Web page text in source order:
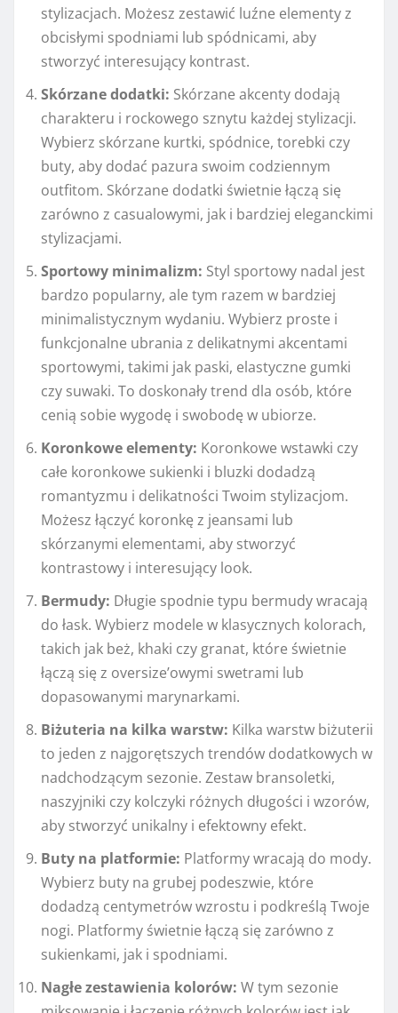
stylizacjach. Możesz zestawić luźne elementy z
obcisłymi spodniami lub spódnicami, aby
stworzyć interesujący kontrast.
Skórzane dodatki: Skórzane akcenty dodają
charakteru i rockowego sznytu każdej stylizacji.
Wybierz skórzane kurtki, spódnice, torebki czy
buty, aby dodać pazura swoim codziennym
outfitom. Skórzane dodatki świetnie łączą się
zarówno z casualowymi, jak i bardziej eleganckimi
stylizacjami.
Sportowy minimalizm: Styl sportowy nadal jest
bardzo popularny, ale tym razem w bardziej
minimalistycznym wydaniu. Wybierz proste i
funkcjonalne ubrania z delikatnymi akcentami
sportowymi, takimi jak paski, elastyczne gumki
czy suwaki. To doskonały trend dla osób, które
cenią sobie wygodę i swobodę w ubiorze.
Koronkowe elementy: Koronkowe wstawki czy
całe koronkowe sukienki i bluzki dodadzą
romantyzmu i delikatności Twoim stylizacjom.
Możesz łączyć koronkę z jeansami lub
skórzanymi elementami, aby stworzyć
kontrastowy i interesujący look.
Bermudy: Długie spodnie typu bermudy wracają
do łask. Wybierz modele w klasycznych kolorach,
takich jak beż, khaki czy granat, które świetnie
łączą się z oversize’owymi swetrami lub
dopasowanymi marynarkami.
Biżuteria na kilka warstw: Kilka warstw biżuterii
to jeden z najgorętszych trendów dodatkowych w
nadchodzącym sezonie. Zestaw bransoletki,
naszyjniki czy kolczyki różnych długości i wzorów,
aby stworzyć unikalny i efektowny efekt.
Buty na platformie: Platformy wracają do mody.
Wybierz buty na grubej podeszwie, które
dodadzą centymetrów wzrostu i podkreślą Twoje
nogi. Platformy świetnie łączą się zarówno z
sukienkami, jak i spodniami.
Nagłe zestawienia kolorów: W tym sezonie